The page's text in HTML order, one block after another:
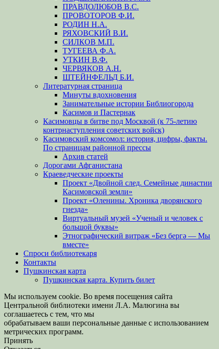
ПРАВДОЛЮБОВ В.С.
ПРОВОТОРОВ Ф.И.
РОДИН Н.А.
РЯХОВСКИЙ В.И.
СИЛКОВ М.П.
ТУГЕЕВА Ф.А.
УТКИН В.Ф.
ЧЕРВЯКОВ А.Н.
ШТЕЙНФЕЛЬД Б.И.
Литературная страница
Минуты вдохновения
Занимательные истории Библиогорода
Касимов и Пастернак
Касимовцы в битве под Москвой (к 75-летию
контрнаступления советских войск)
Касимовский комсомол: история, цифры, факты.
По страницам районной прессы
Архив статей
Дорогами Афганистана
Краеведческие проекты
Проект «Двойной след. Семейные династии
Касимовской земли»
Проект «Оленины. Хроника дворянского
гнезда»
Виртуальный музей «Ученый и человек с
большой буквы»
Этнографический витраж «Без бергə — Мы
вместе»
Спроси библиотекаря
Контакты
Пушкинская карта
Пушкинская карта. Купить билет
Мы используем cookie. Во время посещения сайта
Центральной библиотеки имени Л.А. Малюгина вы
соглашаетесь с тем, что мы
обрабатываем ваши персональные данные с использованием
метрических программ.
Принять